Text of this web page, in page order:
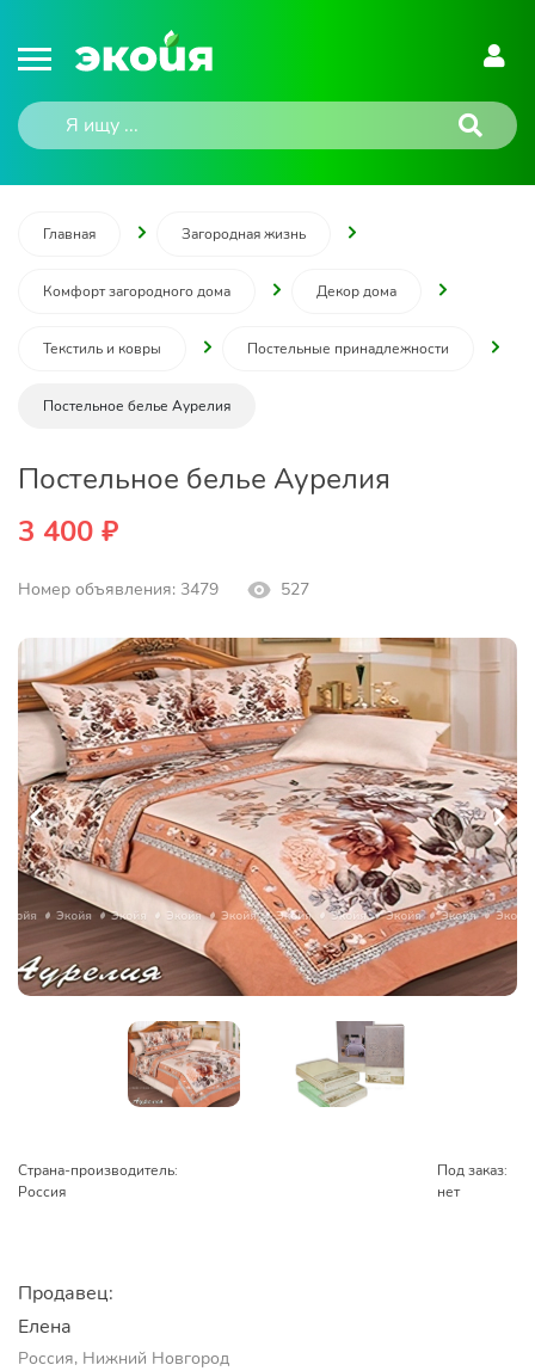
Главная Загородная жизнь
Комфорт загородного дома Декор дома
Текстиль и ковры Постельные принадлежности
Постельное белье Аурелия
Постельное белье Аурелия
3 400 ₽
Номер объявления: 3479 527
Страна-производитель:
Россия
Под заказ:
нет
Продавец:
Елена
Россия, Нижний Новгород